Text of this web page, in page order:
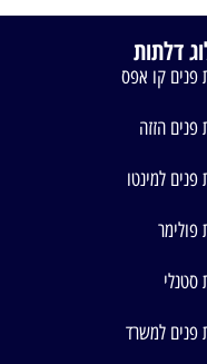
דלתות
פנים קו אפס
פנים הזזה
פנים למינטו
פולימר
סטנלי
פנים למשרד